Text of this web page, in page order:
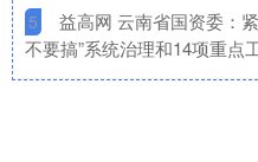
5
益高网 云南省国资委：
不要搞”系统治理和14项重点